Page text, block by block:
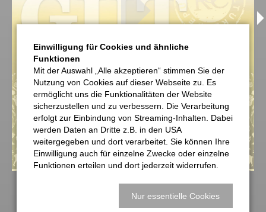
Einwilligung für Cookies und ähnliche
Funktionen
Mit der Auswahl „Alle akzeptieren“ stimmen Sie der
Nutzung von Cookies auf dieser Webseite zu. Es
ermöglicht uns die Funktionalitäten der Website
sicherzustellen und zu verbessern. Die Verarbeitung
erfolgt zur Einbindung von Streaming-Inhalten. Dabei
werden Daten an Dritte z.B. in den USA
weitergegeben und dort verarbeitet. Sie können Ihre
Einwilligung auch für einzelne Zwecke oder einzelne
Funktionen erteilen und dort jederzeit widerrufen.
Nur essentielle Cookies